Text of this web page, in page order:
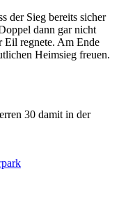
der Sieg bereits sicher
dann gar nicht
Eil regnete. Am Ende
Heimsieg freuen.
30 damit in der